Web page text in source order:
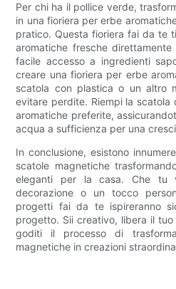
Per chi ha il pollice verde,
in una fioriera per erbe
pratico. Questa fioriera fai da te
aromatiche fresche
facile accesso a ingredienti
creare una fioriera per erbe
scatola con plastica o un altro
evitare perdite. Riempi la
aromatiche preferite,
acqua a sufficienza per una
In conclusione, esistono
scatole magnetiche
eleganti per la casa. Che tu
decorazione o un tocco
progetti fai da te ispireranno
progetto. Sii creativo, libera il
goditi il ​​processo di
magnetiche in creazioni